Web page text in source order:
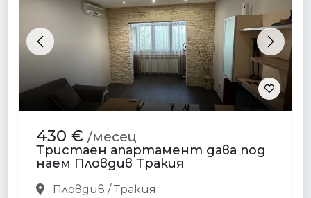
Previous Next
430 € /месец
Тристаен апартамент дава под
наем Пловдив Тракия
Пловдив / Тракия